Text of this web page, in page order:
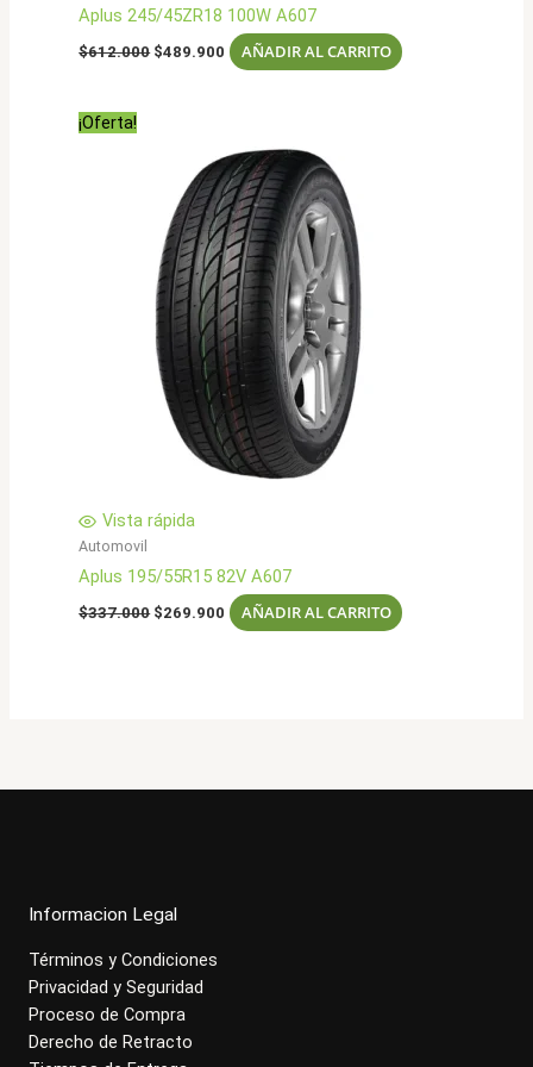
Aplus 245/45ZR18 100W A607
$612.000 El
$489.900 El
precio
AÑADIR AL CARRITO
¡Oferta!
Vista rápida
Automovil
Aplus 195/55R15 82V A607
$337.000 El
$269.900 El
precio
AÑADIR AL CARRITO
Informacion Legal
Términos y Condiciones
Privacidad y Seguridad
Proceso de Compra
Derecho de Retracto